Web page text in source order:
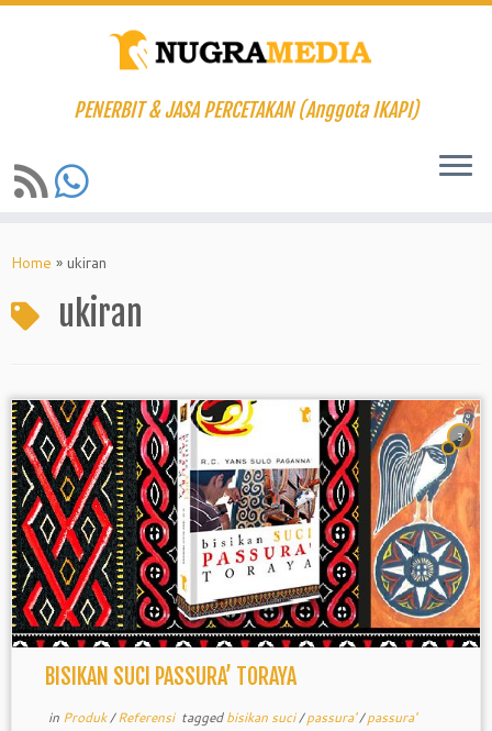
to
PENERBIT & JASA PERCETAKAN (Anggota IKAPI)
Home » ukiran
ukiran
3
BISIKAN SUCI PASSURA’ TORAYA
in Produk/Referensi taggedbisikan suci/passura'/passura'